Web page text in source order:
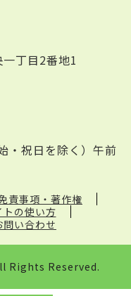
丁目2番地1
・祝日を除く）午前
責事項・著作権
トの使い方
問い合わせ
Rights Reserved.